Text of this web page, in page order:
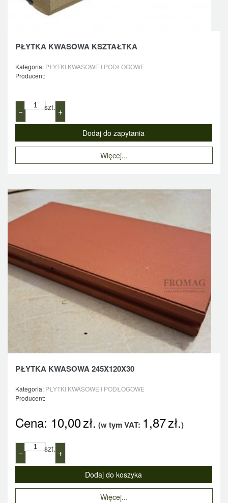
PŁYTKA KWASOWA KSZTAŁTKA
Kategoria: PŁYTKI KWASOWE I PODŁOGOWE
Producent:
− szt. +
Więcej...
PŁYTKA KWASOWA 245X120X30
Kategoria: PŁYTKI KWASOWE I PODŁOGOWE
Producent:
Cena: 10,00zł. (w tym VAT: 1,87zł.)
− szt. +
Więcej...